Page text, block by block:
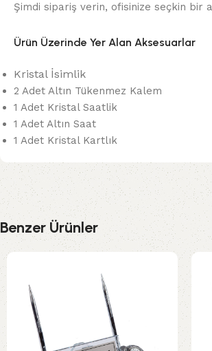
Şimdi sipariş verin, ofisinize seçkin bir
Ürün Üzerinde Yer Alan Aksesuarlar
Kristal İsimlik
2 Adet Altın Tükenmez Kalem
1 Adet Kristal Saatlik
1 Adet Altın Saat
1 Adet Kristal Kartlık
Benzer Ürünler